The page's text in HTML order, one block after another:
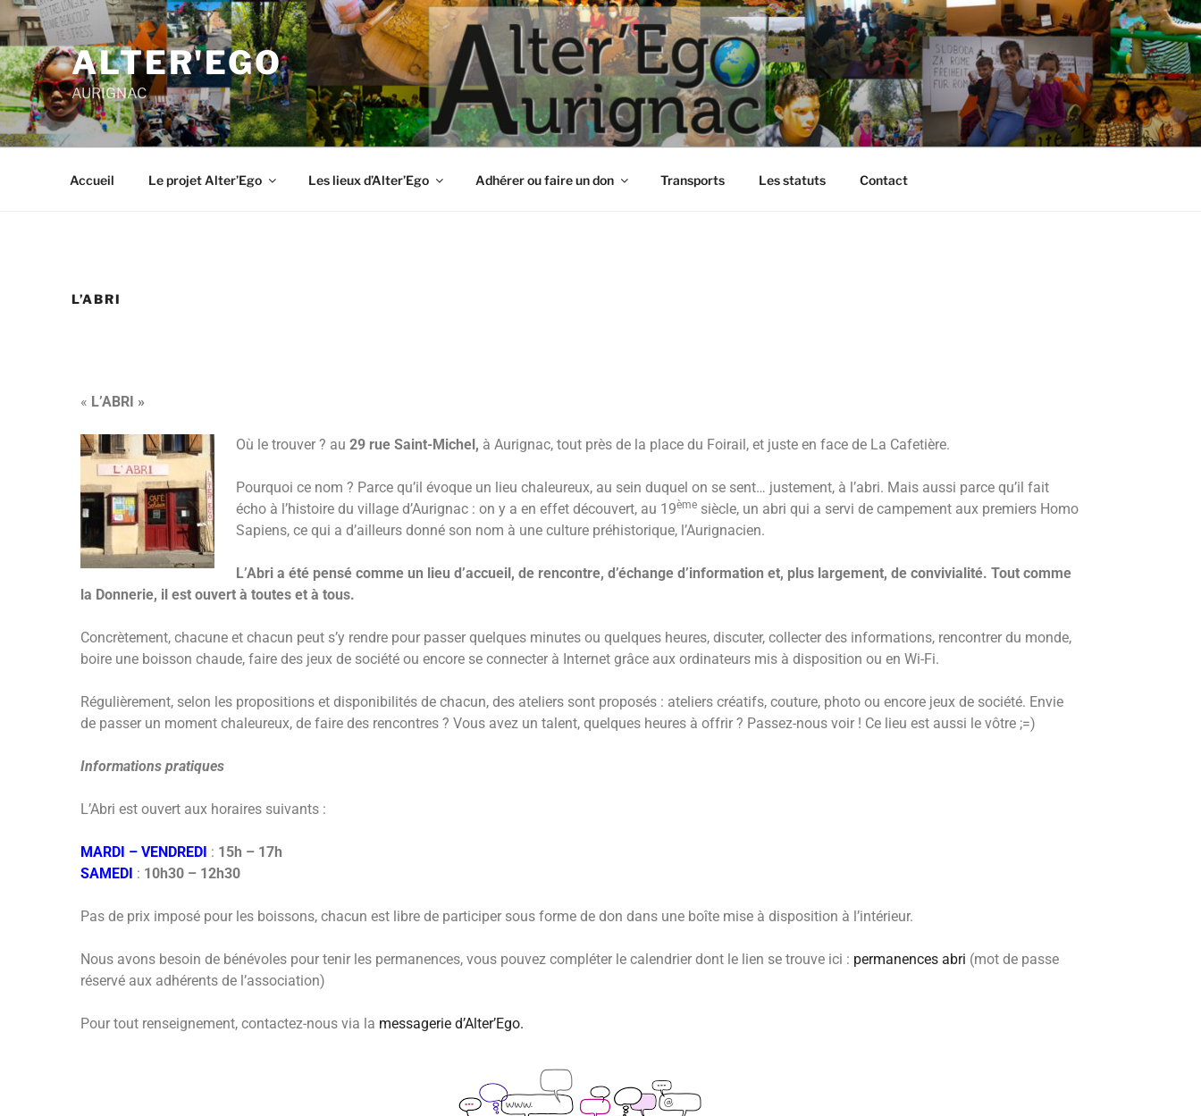
ALTER'EGO
AURIGNAC
Accueil Le projet Alter’Ego Les lieux d’Alter’Ego Adhérer ou faire un don Transports Les statuts Contact
L’ABRI
« L’ABRI »
Où le trouver ? au 29 rue Saint-Michel, à Aurignac, tout près de la place du Foirail, et juste en face de La Cafetière.
Pourquoi ce nom ? Parce qu’il évoque un lieu chaleureux, au sein duquel on se sent… justement, à l’abri. Mais aussi parce qu’il fait
écho à l’histoire du village d’Aurignac : on y a en effet découvert, au 19ème siècle, un abri qui a servi de campement aux premiers Homo
Sapiens, ce qui a d’ailleurs donné son nom à une culture préhistorique, l’Aurignacien.
L’Abri a été pensé comme un lieu d’accueil, de rencontre, d’échange d’information et, plus largement, de convivialité. Tout comme
la Donnerie, il est ouvert à toutes et à tous.
Concrètement, chacune et chacun peut s’y rendre pour passer quelques minutes ou quelques heures, discuter, collecter des informations, rencontrer du monde,
boire une boisson chaude, faire des jeux de société ou encore se connecter à Internet grâce aux ordinateurs mis à disposition ou en Wi-Fi.
Régulièrement, selon les propositions et disponibilités de chacun, des ateliers sont proposés : ateliers créatifs, couture, photo ou encore jeux de société. Envie
de passer un moment chaleureux, de faire des rencontres ? Vous avez un talent, quelques heures à offrir ? Passez-nous voir ! Ce lieu est aussi le vôtre ;=)
Informations pratiques
L’Abri est ouvert aux horaires suivants :
MARDI – VENDREDI : 15h – 17h
SAMEDI : 10h30 – 12h30
Pas de prix imposé pour les boissons, chacun est libre de participer sous forme de don dans une boîte mise à disposition à l’intérieur.
Nous avons besoin de bénévoles pour tenir les permanences, vous pouvez compléter le calendrier dont le lien se trouve ici : permanences abri (mot de passe
réservé aux adhérents de l’association)
Pour tout renseignement, contactez-nous via la messagerie d’Alter’Ego.